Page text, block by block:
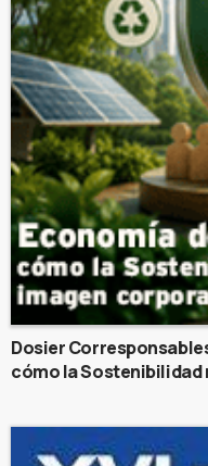
Dosier
cómo la